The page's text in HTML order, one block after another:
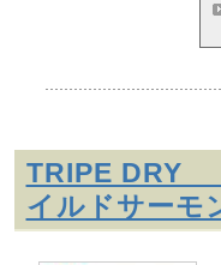
TRIPE DRY
イルドサーモ